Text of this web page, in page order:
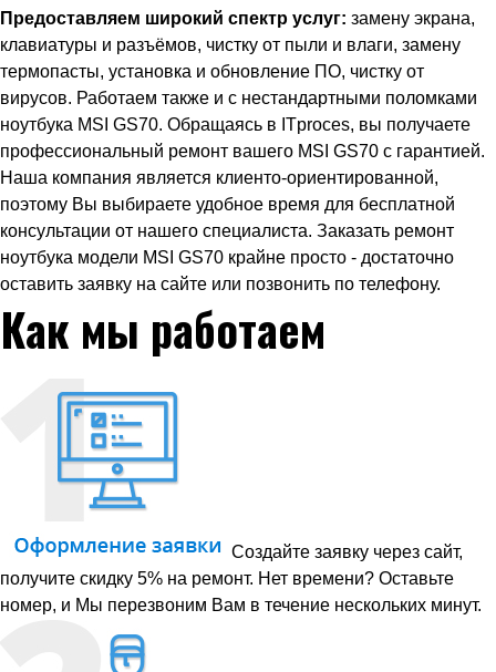
Предоставляем широкий спектр услуг: замену экрана,
клавиатуры и разъёмов, чистку от пыли и влаги, замену
термопасты, установка и обновление ПО, чистку от
вирусов. Работаем также и с нестандартными поломками
ноутбука MSI GS70. Обращаясь в ITproces, вы получаете
профессиональный ремонт вашего MSI GS70 с гарантией.
Наша компания является клиенто-ориентированной,
поэтому Вы выбираете удобное время для бесплатной
консультации от нашего специалиста. Заказать ремонт
ноутбука модели MSI GS70 крайне просто - достаточно
оставить заявку на сайте или позвонить по телефону.
Как мы работаем
Создайте заявку через сайт,
получите скидку 5% на ремонт. Нет времени? Оставьте
номер, и Мы перезвоним Вам в течение нескольких минут.